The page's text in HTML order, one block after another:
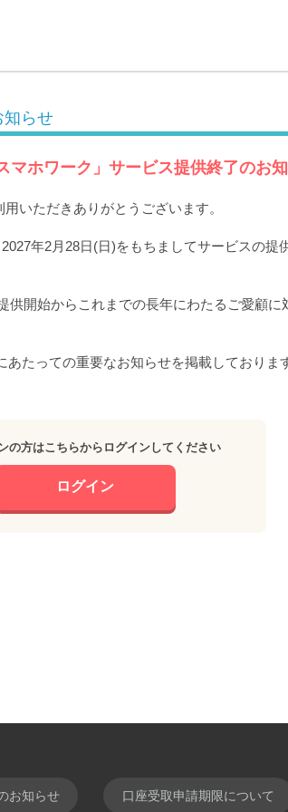
知らせ
マホワーク」サービス提供終了のお
いただきありがとうございます。
年2月28日(日)をもちましてサービスの提
供開始からこれまでの長年にわたるご愛顧に
あたっての重要なお知らせを掲載しておりま
の方はこちらからログインしてください
ログイン
お知らせ 口座受取申請期限について